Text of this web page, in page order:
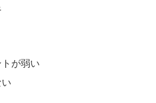
が弱い